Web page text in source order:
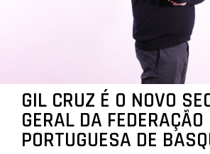
GIL CRUZ É O NOVO
GERAL DA FEDERAÇÃO
PORTUGUESA DE